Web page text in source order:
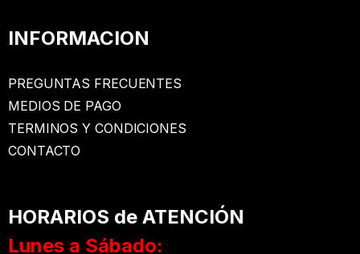
INFORMACION
PREGUNTAS FRECUENTES
MEDIOS DE PAGO
TERMINOS Y CONDICIONES
CONTACTO
HORARIOS de ATENCIÓN
Lunes a Sábado: